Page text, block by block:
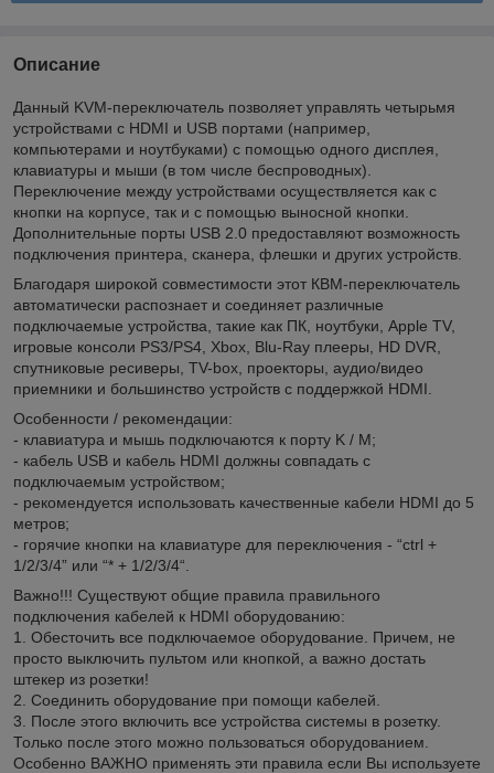
Описание
Данный KVM-переключатель позволяет управлять четырьмя
устройствами с HDMI и USB портами (например,
компьютерами и ноутбуками) с помощью одного дисплея,
клавиатуры и мыши (в том числе беспроводных).
Переключение между устройствами осуществляется как с
кнопки на корпусе, так и с помощью выносной кнопки.
Дополнительные порты USB 2.0 предоставляют возможность
подключения принтера, сканера, флешки и других устройств.
Благодаря широкой совместимости этот КВМ-переключатель
автоматически распознает и соединяет различные
подключаемые устройства, такие как ПК, ноутбуки, Apple TV,
игровые консоли PS3/PS4, Xbox, Blu-Ray плееры, HD DVR,
спутниковые ресиверы, TV-box, проекторы, аудио/видео
приемники и большинство устройств с поддержкой HDMI.
Особенности / рекомендации:
- клавиатура и мышь подключаются к порту K / M;
- кабель USB и кабель HDMI должны совпадать с
подключаемым устройством;
- рекомендуется использовать качественные кабели HDMI до 5
метров;
- горячие кнопки на клавиатуре для переключения - “ctrl +
1/2/3/4” или “* + 1/2/3/4“.
Важно!!! Существуют общие правила правильного
подключения кабелей к HDMI оборудованию:
1. Обесточить все подключаемое оборудование. Причем, не
просто выключить пультом или кнопкой, а важно достать
штекер из розетки!
2. Соединить оборудование при помощи кабелей.
3. После этого включить все устройства системы в розетку.
Только после этого можно пользоваться оборудованием.
Особенно ВАЖНО применять эти правила если Вы используете